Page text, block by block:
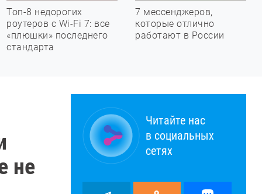
Топ-8 недорогих
роутеров с Wi-Fi 7: все
«плюшки» последнего
стандарта
7 мессенджеров,
которые отлично
работают в России
не
Читайте нас
в социальных
сетях